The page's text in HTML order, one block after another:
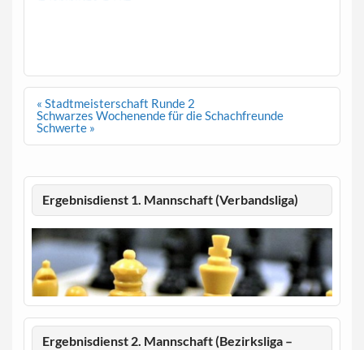
Beitragsnavigation
« Stadtmeisterschaft Runde 2
Schwarzes Wochenende für die Schachfreunde
Schwerte »
Ergebnisdienst 1. Mannschaft (Verbandsliga)
Ergebnisdienst 2. Mannschaft (Bezirksliga –